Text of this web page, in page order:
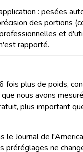
: pesées
des portions
et
rapporté.
plus de poids,
nous avons
plus important
Journal de
ne